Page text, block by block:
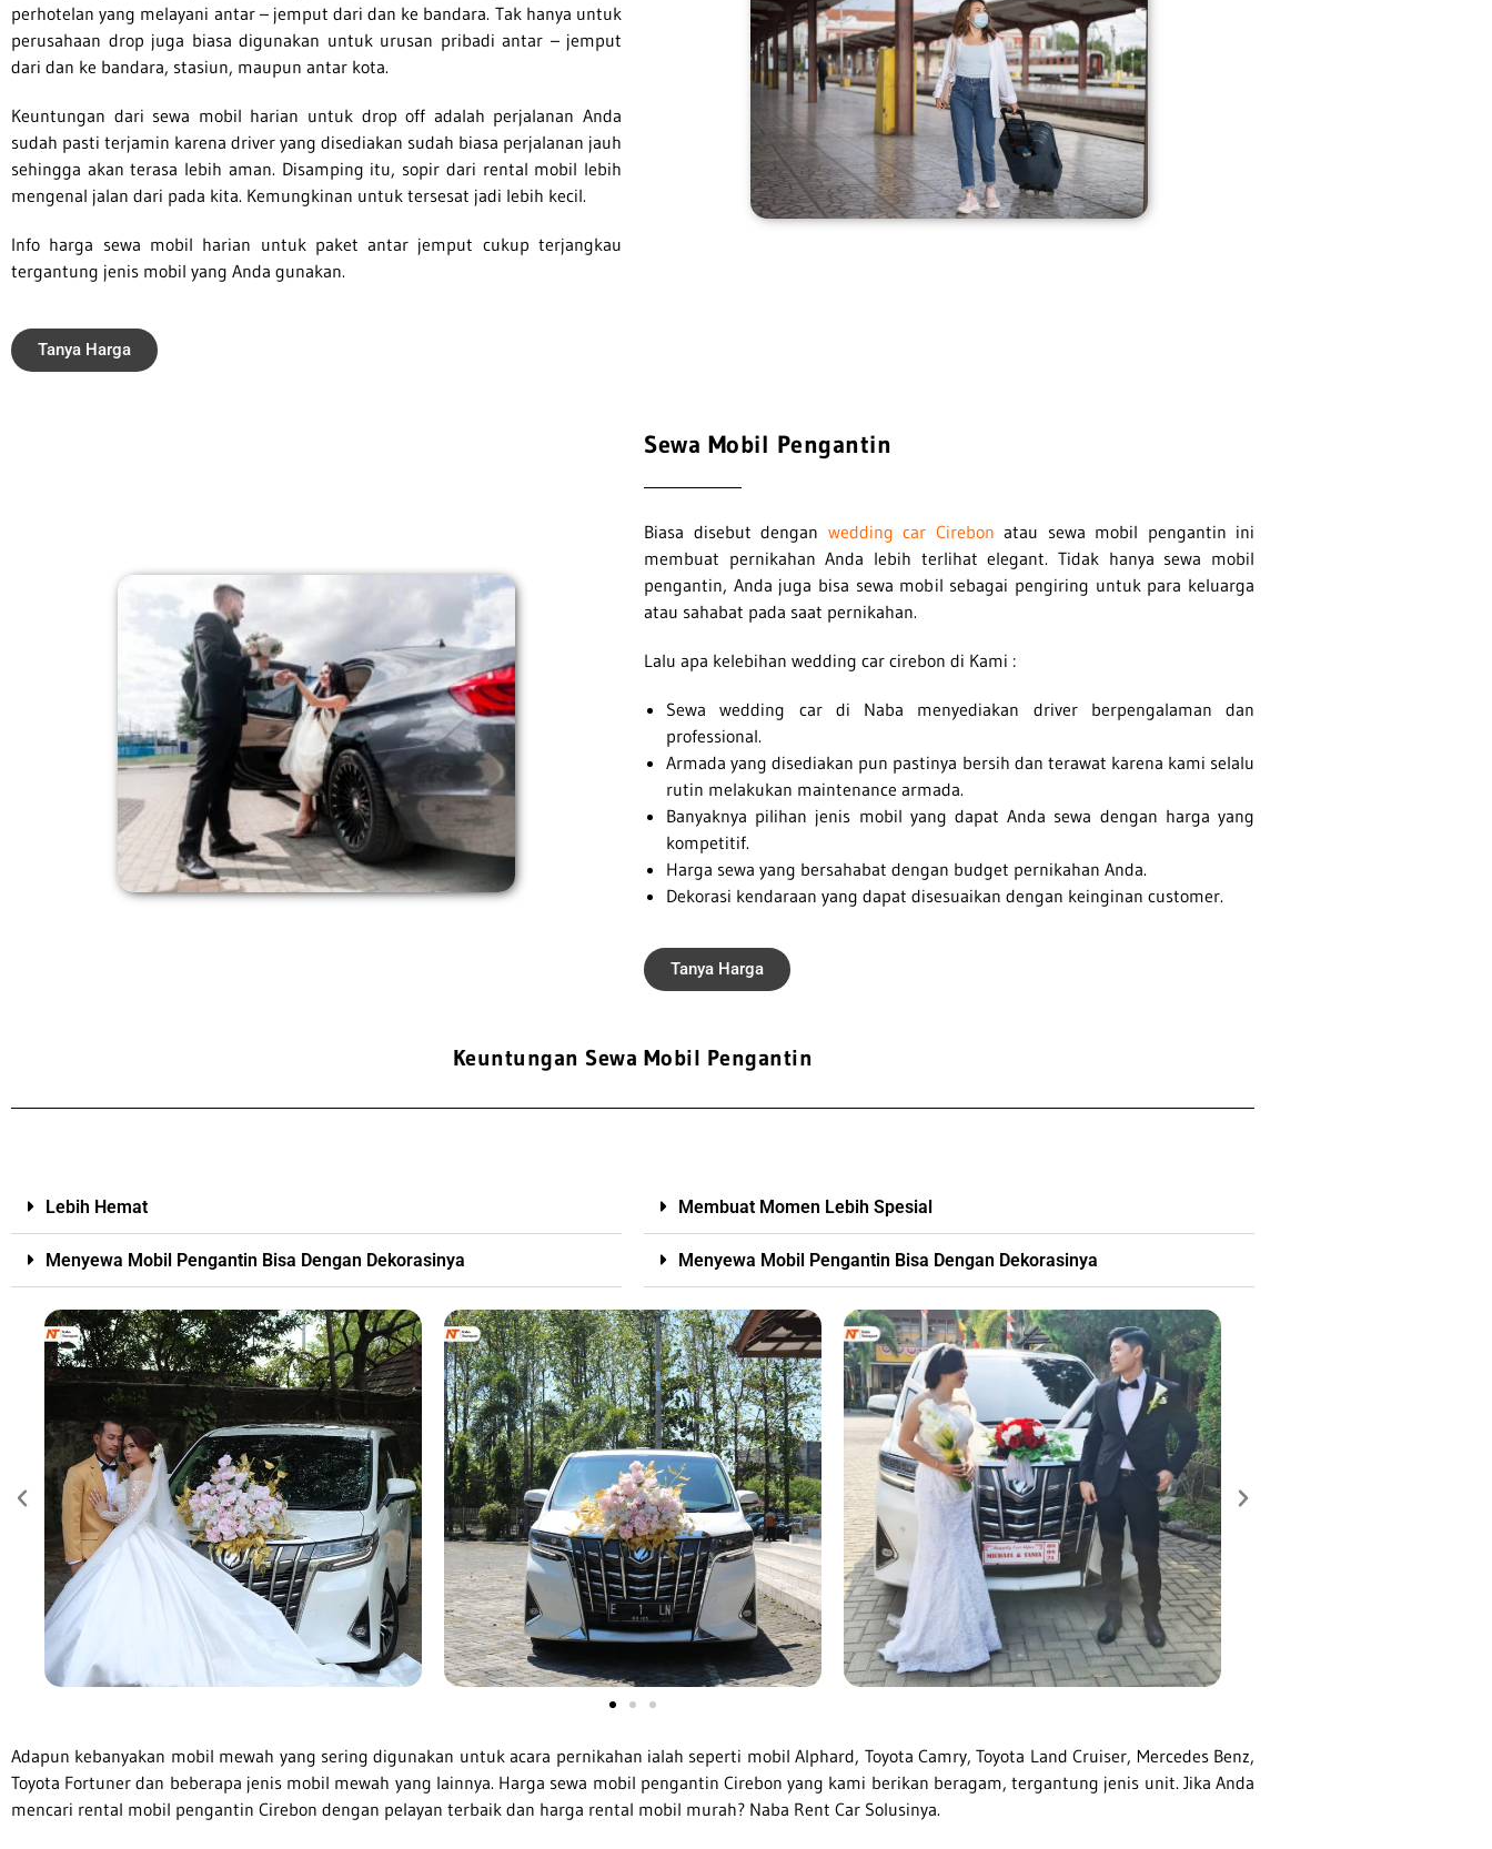
perhotelan yang melayani antar – jemput dari dan ke bandara. Tak hanya untuk
perusahaan drop juga biasa digunakan untuk urusan pribadi antar – jemput
dari dan ke bandara, stasiun, maupun antar kota.
Keuntungan dari sewa mobil harian untuk drop off adalah perjalanan Anda
sudah pasti terjamin karena driver yang disediakan sudah biasa perjalanan jauh
sehingga akan terasa lebih aman. Disamping itu, sopir dari rental mobil lebih
mengenal jalan dari pada kita. Kemungkinan untuk tersesat jadi lebih kecil.
Info harga sewa mobil harian untuk paket antar jemput cukup terjangkau
tergantung jenis mobil yang Anda gunakan.
Tanya Harga
Sewa Mobil Pengantin
Biasa disebut dengan wedding car Cirebon atau sewa mobil pengantin ini
membuat pernikahan Anda lebih terlihat elegant. Tidak hanya sewa mobil
pengantin, Anda juga bisa sewa mobil sebagai pengiring untuk para keluarga
atau sahabat pada saat pernikahan.
Lalu apa kelebihan wedding car cirebon di Kami :
Sewa wedding car di Naba menyediakan driver berpengalaman dan
professional.
Armada yang disediakan pun pastinya bersih dan terawat karena kami selalu
rutin melakukan maintenance armada.
Banyaknya pilihan jenis mobil yang dapat Anda sewa dengan harga yang
kompetitif.
Harga sewa yang bersahabat dengan budget pernikahan Anda.
Dekorasi kendaraan yang dapat disesuaikan dengan keinginan customer.
Tanya Harga
Keuntungan Sewa Mobil Pengantin
Lebih Hemat
Menyewa Mobil Pengantin Bisa Dengan Dekorasinya
Membuat Momen Lebih Spesial
Menyewa Mobil Pengantin Bisa Dengan Dekorasinya
Adapun kebanyakan mobil mewah yang sering digunakan untuk acara pernikahan ialah seperti mobil Alphard, Toyota Camry, Toyota Land Cruiser, Mercedes Benz,
Toyota Fortuner dan beberapa jenis mobil mewah yang lainnya. Harga sewa mobil pengantin Cirebon yang kami berikan beragam, tergantung jenis unit. Jika Anda
mencari rental mobil pengantin Cirebon dengan pelayan terbaik dan harga rental mobil murah? Naba Rent Car Solusinya.